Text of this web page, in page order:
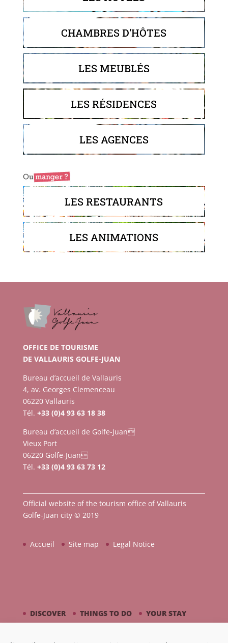
CHAMBRES D'HÔTES
LES MEUBLÉS
LES RÉSIDENCES
LES AGENCES
LES RESTAURANTS
LES ANIMATIONS
OFFICE DE TOURISME
DE VALLAURIS GOLFE-JUAN
Bureau d’accueil de Vallauris
4, av. Georges Clemenceau
06220 Vallauris
Tél. +33 (0)4 93 63 18 38
Bureau d’accueil de Golfe-Juan
Vieux Port
06220 Golfe-Juan
Tél. +33 (0)4 93 63 73 12
Official website of the tourism office of Vallauris
Golfe-Juan city © 2019
Accueil Site map Legal Notice
DISCOVER THINGS TO DO
YOUR STAY